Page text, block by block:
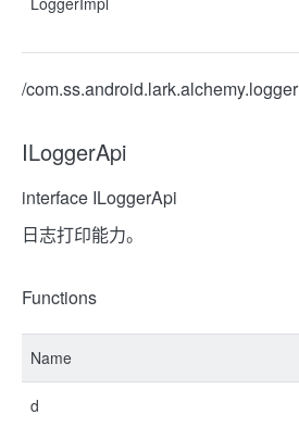
/com.ss.android.lark.alchemy.logger
ILoggerApi
interface ILoggerApi
日志打印能力。
Functions
Name
d